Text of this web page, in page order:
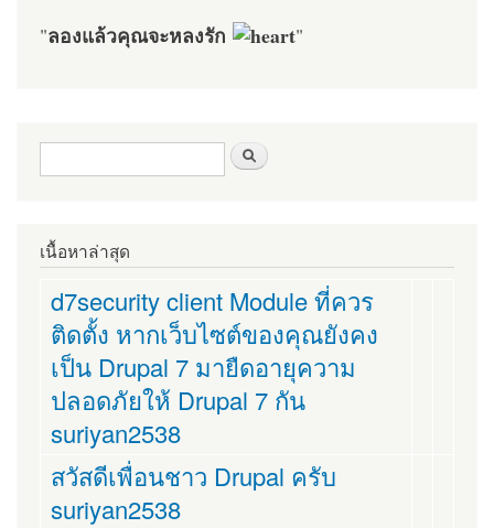
"ลองแล้วคุณจะหลงรัก "
ฟอร์มค้นหา
เนื้อหาล่าสุด
d7security client Module ที่ควร
ติดตั้ง หากเว็บไซต์ของคุณยังคง
เป็น Drupal 7 มายืดอายุความ
ปลอดภัยให้ Drupal 7 กัน
suriyan2538
สวัสดีเพื่อนชาว Drupal ครับ
suriyan2538